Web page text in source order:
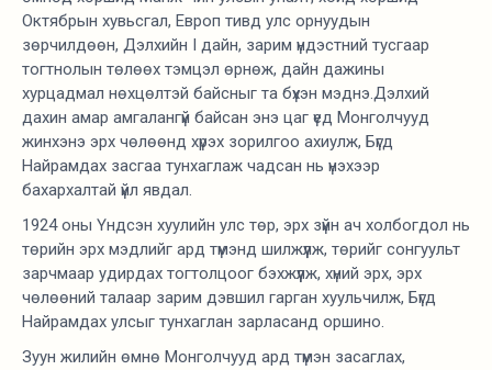
Октябрын хувьсгал, Европ тивд улс орнуудын
зөрчилдөөн, Дэлхийн I дайн, зарим үндэстний тусгаар
тогтнолын төлөөх тэмцэл өрнөж, дайн дажины
хурцадмал нөхцөлтэй байсныг та бүхэн мэднэ.Дэлхий
дахин амар амгалангүй байсан энэ цаг үед Монголчууд
жинхэнэ эрх чөлөөнд хүрэх зорилгоо ахиулж, Бүгд
Найрамдах засгаа тунхаглаж чадсан нь үнэхээр
бахархалтай үйл явдал.
1924 оны Үндсэн хуулийн улс төр, эрх зүйн ач холбогдол нь
төрийн эрх мэдлийг ард түмэнд шилжүүлж, төрийг сонгуульт
зарчмаар удирдах тогтолцоог бэхжүүлж, хүний эрх, эрх
чөлөөний талаар зарим дэвшил гарган хуульчилж, Бүгд
Найрамдах улсыг тунхаглан зарласанд оршино.
Зуун жилийн өмнө Монголчууд ард түмэн засаглах,